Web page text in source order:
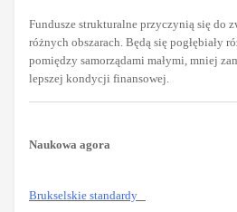
Fundusze strukturalne przyczynią się do
różnych obszarach. Będą się pogłębiały
pomiędzy samorządami małymi, mniej
lepszej kondycji finansowej.
Naukowa agora
Brukselskie standardy